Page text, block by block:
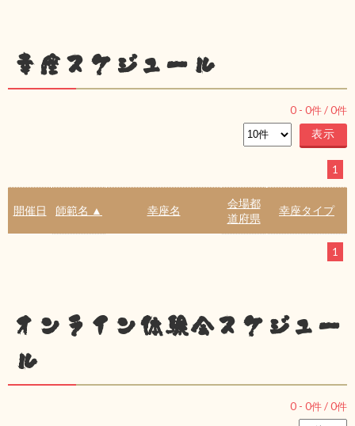
幸座スケジュール
0 - 0件 /0件
1
開催日 師範名 ▲ 幸座名
会場都
道府県
幸座タイプ
1
オンライン体験会スケジュー
ル
0 - 0件 /0件